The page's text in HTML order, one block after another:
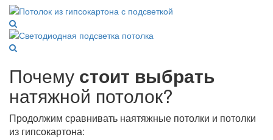
Почему стоит выбрать
натяжной потолок?
Продолжим сравнивать наятяжные потолки и потолки
из гипсокартона: